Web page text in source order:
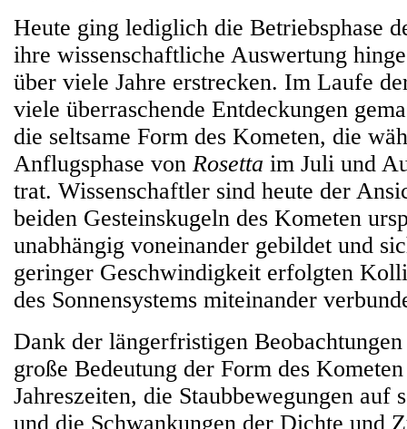
Heute ging lediglich die Betriebsphase
ihre wissenschaftliche Auswertung
über viele Jahre erstrecken. Im Laufe
viele überraschende Entdeckungen
die seltsame Form des Kometen, die
Anflugsphase von Rosetta im Juli und
trat. Wissenschaftler sind heute der
beiden Gesteinskugeln des Kometen
unabhängig voneinander gebildet und
geringer Geschwindigkeit erfolgten
des Sonnensystems miteinander
Dank der längerfristigen
große Bedeutung der Form des
Jahreszeiten, die Staubbewegungen auf
und die Schwankungen der Dichte und